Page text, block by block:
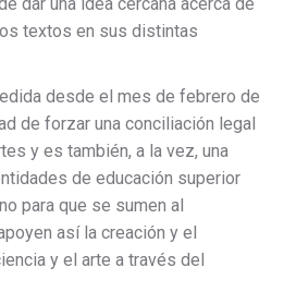
textos en sus distintas
desde el mes de febrero de
de forzar una conciliación legal
y es también, a la vez, una
de educación superior
para que se sumen al
así la creación y el
y el arte a través del